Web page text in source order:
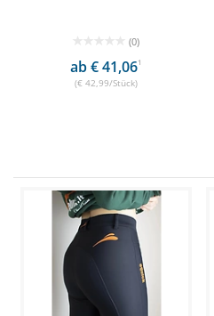
(0)
ab € 41,061
(€ 42,99/Stück)